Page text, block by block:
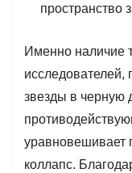
пространство
Именно наличие
исследователей,
звезды в черную
уравновешивает
коллапс.